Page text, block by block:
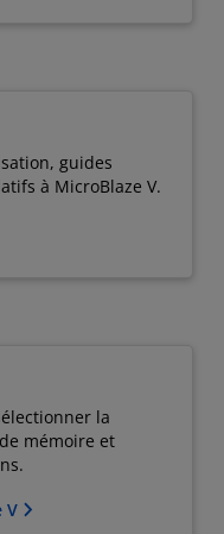
guides
à MicroBlaze V.
la
mémoire et
V